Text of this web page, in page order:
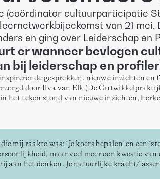
(coördinator cultuurparticipatie
van 21
en ging over Leiderschap en
er wanneer bevlogen
bij leiderschap en
gesprekken, nieuwe inzichten
door Ilva van Elk (De
het teken stond van nieuwe inzichten,
mij raakte was: ‘Je koers bepalen’ en een
maar veel meer een kwestie
aan het denken. Je natuurlijke kracht/